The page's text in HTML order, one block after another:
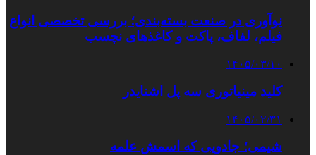
نوآوری در صنعت بسته‌بندی؛ بررسی تخصصی انواع
فیلم، لفاف، پاکت و کاغذهای نچسب
۱۴۰۵/۰۳/۱۰
کلید مینیاتوری سه پل اشنایدر
۱۴۰۵/۰۲/۳۱
شیمی؛ جادویی که اسمش علمه